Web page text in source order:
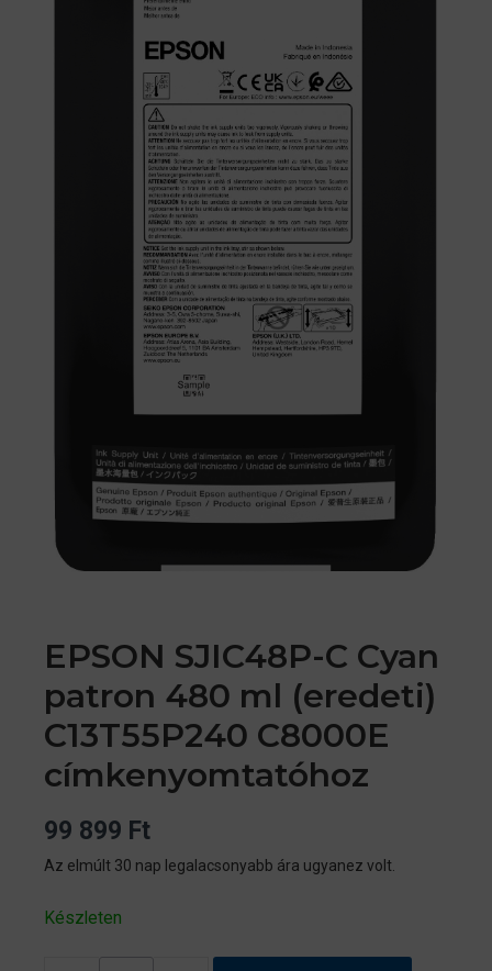
EPSON SJIC48P-C Cyan
patron 480 ml (eredeti)
C13T55P240 C8000E
címkenyomtatóhoz
99 899 Ft
Az elmúlt 30 nap legalacsonyabb ára ugyanez volt.
Készleten